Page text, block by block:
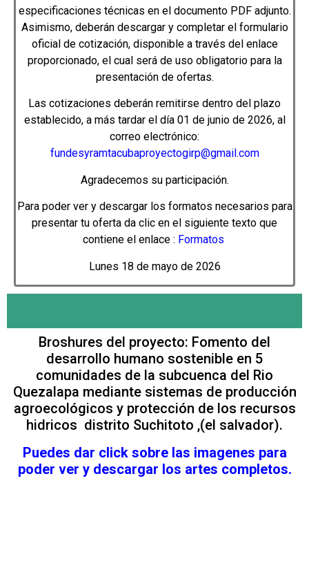
especificaciones técnicas en el documento PDF adjunto.
Asimismo, deberán descargar y completar el formulario
oficial de cotización, disponible a través del enlace
proporcionado, el cual será de uso obligatorio para la
presentación de ofertas.
Las cotizaciones deberán remitirse dentro del plazo
establecido, a más tardar el día 01 de junio de 2026, al
correo electrónico:
fundesyramtacubaproyectogirp@gmail.com
Agradecemos su participación.
Para poder ver y descargar los formatos necesarios para
presentar tu oferta da clic en el siguiente texto que
contiene el enlace : Formatos
Lunes 18 de mayo de 2026
Broshures del proyecto: Fomento del
desarrollo humano sostenible en 5
comunidades de la subcuenca del Rio
Quezalapa mediante sistemas de producción
agroecológicos y protección de los recursos
hidricos distrito Suchitoto ,(el salvador).
Puedes dar click sobre las imagenes para
poder ver y descargar los artes completos.